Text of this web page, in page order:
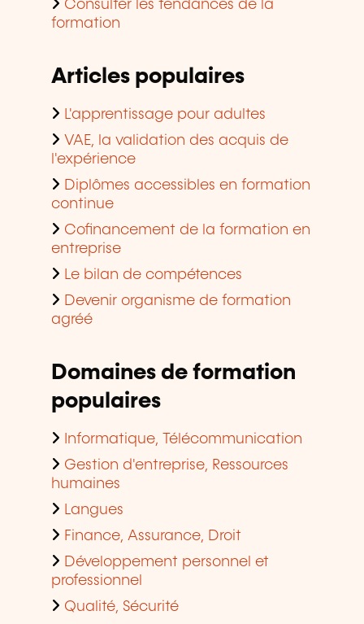
Consulter les tendances de la
formation
Articles populaires
L'apprentissage pour adultes
VAE, la validation des acquis de
l'expérience
Diplômes accessibles en formation
continue
Cofinancement de la formation en
entreprise
Le bilan de compétences
Devenir organisme de formation
agréé
Domaines de formation
populaires
Informatique, Télécommunication
Gestion d'entreprise, Ressources
humaines
Langues
Finance, Assurance, Droit
Développement personnel et
professionnel
Qualité, Sécurité